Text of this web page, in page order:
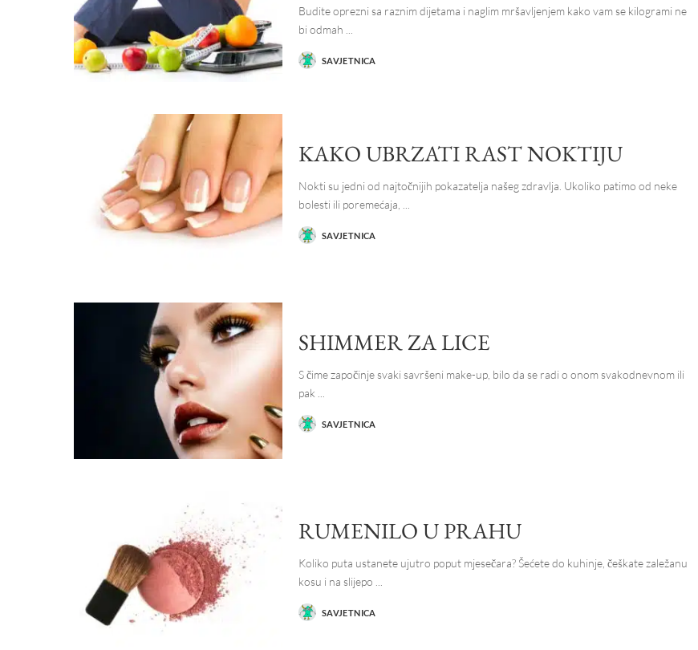
Budite oprezni sa raznim dijetama i naglim mršavljenjem kako vam se kilogrami ne
bi odmah
POSTED
BY
SAVJETNICA
KAKO UBRZATI RAST NOKTIJU
Nokti su jedni od najtočnijih pokazatelja našeg zdravlja. Ukoliko patimo od neke
bolesti ili poremećaja,
POSTED
BY
SAVJETNICA
SHIMMER ZA LICE
S čime započinje svaki savršeni make-up, bilo da se radi o onom svakodnevnom ili
pak
POSTED
BY
SAVJETNICA
RUMENILO U PRAHU
Koliko puta ustanete ujutro poput mjesečara? Šećete do kuhinje, češkate zaležanu
kosu i na slijepo
POSTED
BY
SAVJETNICA